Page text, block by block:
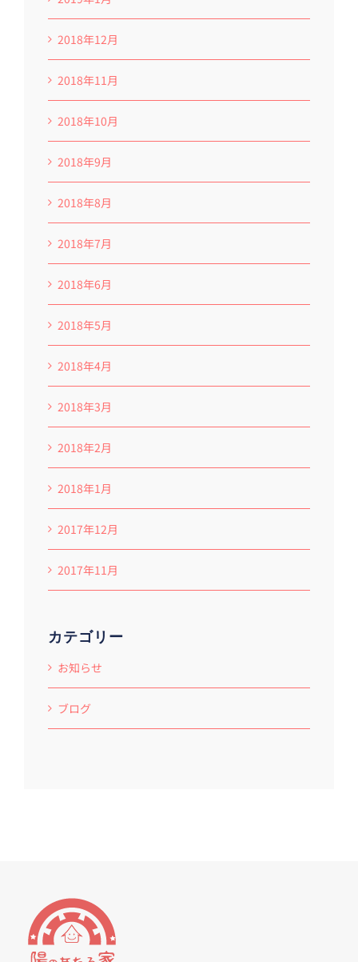
2018年12月
2018年11月
2018年10月
2018年9月
2018年8月
2018年7月
2018年6月
2018年5月
2018年4月
2018年3月
2018年2月
2018年1月
2017年12月
2017年11月
カテゴリー
お知らせ
ブログ